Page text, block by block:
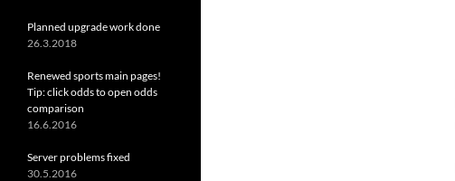
Planned upgrade work done
26.3.2018
Renewed sports main pages!
Tip: click odds to open odds
comparison
16.6.2016
Server problems fixed
30.5.2016